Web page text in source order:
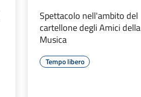
Spettacolo nell'ambito del
cartellone degli Amici della
Musica
Tempo libero